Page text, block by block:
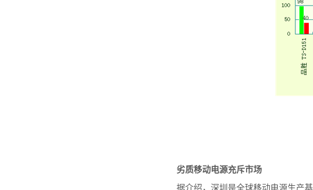
劣质移动电源充斥市场
据介绍，深圳是全球移动电源生产基